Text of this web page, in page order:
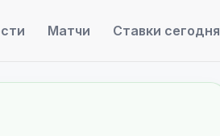
Матчи Ставки сегодня